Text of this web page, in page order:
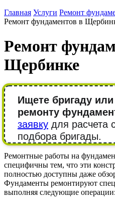
Главная Услуги Ремонт
Ремонт фундаментов в
Ремонт
Щербинке
Ищете бригаду
ремонту
заявку для расчета
подбора бригады.
Ремонтные работы на
специфичны тем, что эти
полностью доступны даже
Фундаменты ремонтируют
выполняя следующие операции: